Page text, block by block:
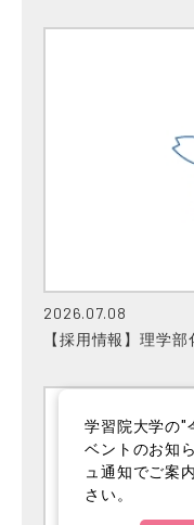
2026.07.08
【採用情報】理学
学習院大学の"
ベントのお知
ュ通知でご案
さい。